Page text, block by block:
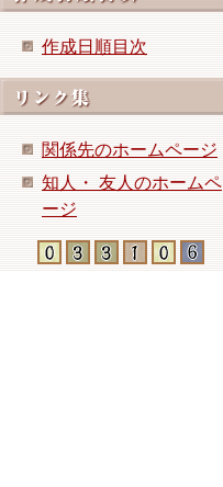
作成日順目次
関係先のホームページ
知人・ 友人のホームペ
ージ